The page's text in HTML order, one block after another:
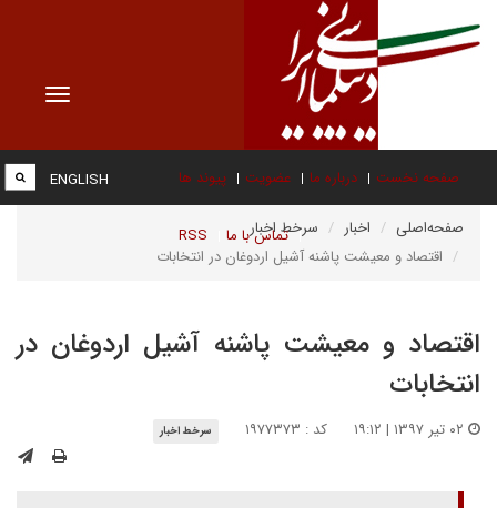
Toggle
صفحه نخست درباره ما عضویت پیوند ها
تماس با ما RSS
ENGLISH
صفحه‌اصلی اخبار
سرخط اخبار
اقتصاد و معیشت پاشنه آشیل اردوغان در انتخابات
اقتصاد و معیشت پاشنه آشیل اردوغان در
انتخابات
کد : ۱۹۷۷۳۷۳ سرخط اخبار